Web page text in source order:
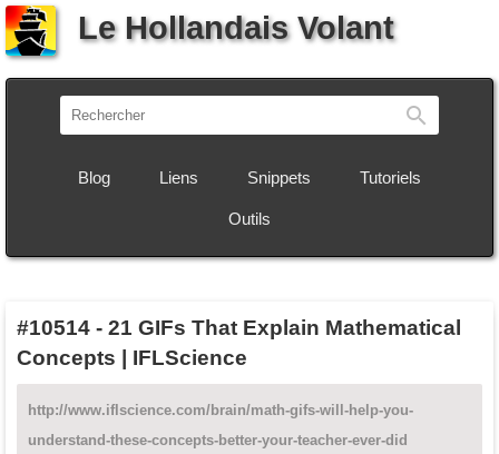
Le Hollandais Volant
Blog Liens Snippets Tutoriels
Outils
#10514 - 21 GIFs That Explain Mathematical
Concepts | IFLScience
http://www.iflscience.com/brain/math-gifs-will-help-you-
understand-these-concepts-better-your-teacher-ever-did